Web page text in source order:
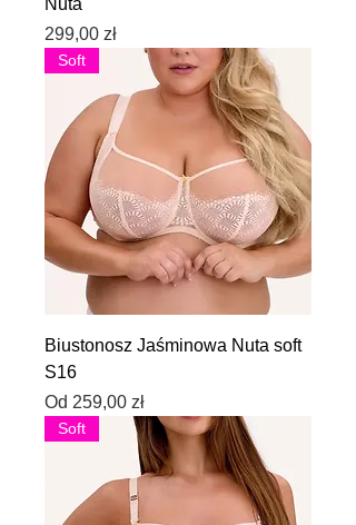
Nuta
Cena
299,00 zł
Soft
Biustonosz Jaśminowa Nuta soft
S16
Od 259,00 zł
Cena rabatowa
Soft